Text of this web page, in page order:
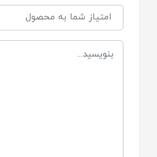
3 تا 6 سال
رنگ‌بندی: